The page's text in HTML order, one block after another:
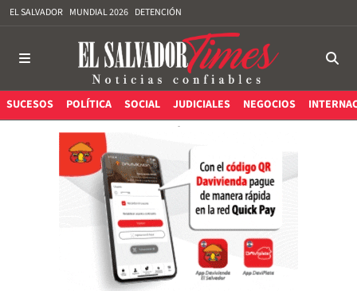
EL SALVADOR MUNDIAL 2026 DETENCIÓN
SUCESOS POLÍTICA SOCIAL JUDICIALES NEGOCIOS